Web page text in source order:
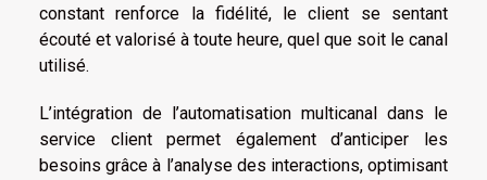
constant renforce la fidélité, le client se sentant
écouté et valorisé à toute heure, quel que soit le canal
utilisé.
L’intégration de l’automatisation multicanal dans le
service client permet également d’anticiper les
besoins grâce à l’analyse des interactions, optimisant